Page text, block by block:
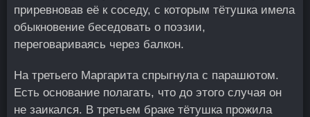
приревновав её к соседу, с которым тётушка имела
обыкновение беседовать о поэзии,
переговариваясь через балкон.
На третьего Маргарита спрыгнула с парашютом.
Есть основание полагать, что до этого случая он
не заикался. В третьем браке тётушка прожила